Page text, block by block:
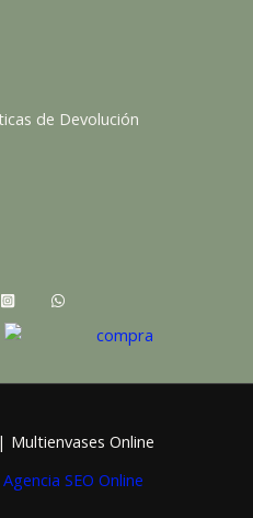
de Devolución
Online
Agencia SEO Online